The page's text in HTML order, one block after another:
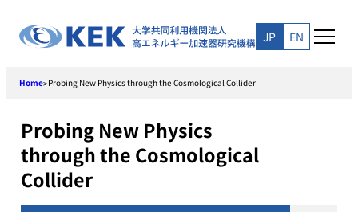
content
JP EN
Home>Probing New Physics through the Cosmological Collider
Probing New Physics
through the Cosmological
Collider